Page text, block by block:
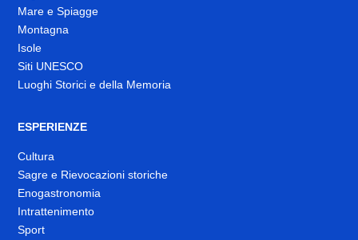
Mare e Spiagge
Montagna
Isole
Siti UNESCO
Luoghi Storici e della Memoria
ESPERIENZE
Cultura
Sagre e Rievocazioni storiche
Enogastronomia
Intrattenimento
Sport